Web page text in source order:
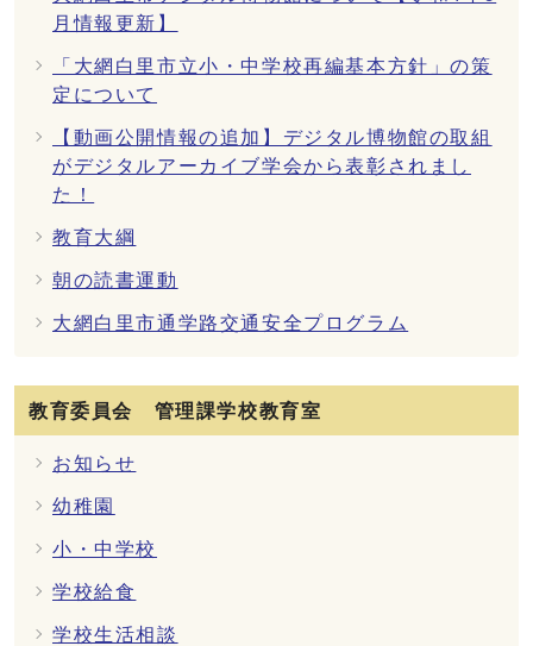
月情報更新】
「大網白里市立小・中学校再編基本方針」の策
定について
【動画公開情報の追加】デジタル博物館の取組
がデジタルアーカイブ学会から表彰されまし
た！
教育大綱
朝の読書運動
大網白里市通学路交通安全プログラム
教育委員会 管理課学校教育室
お知らせ
幼稚園
小・中学校
学校給食
学校生活相談